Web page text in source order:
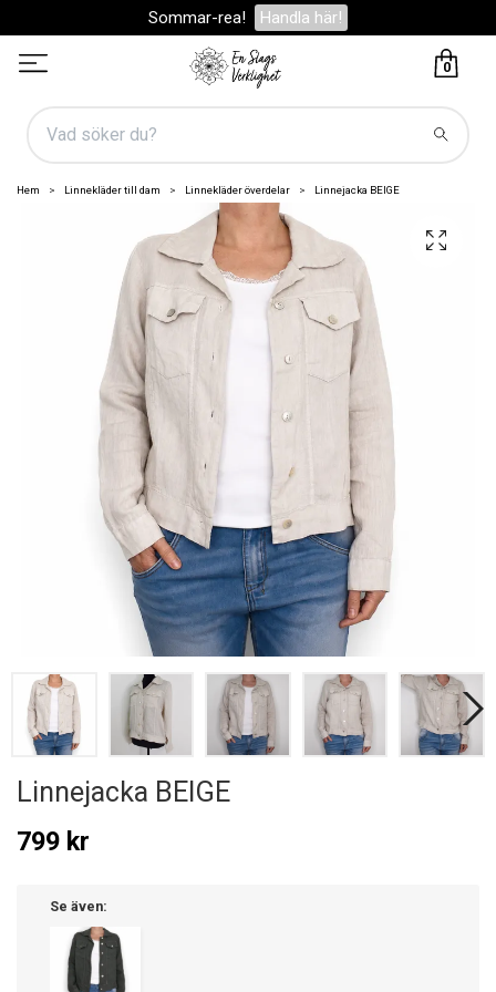
Sommar-rea! Handla här!
0
Hem Linnekläder till dam Linnekläder överdelar Linnejacka BEIGE
Linnejacka BEIGE
799 kr
Se även: